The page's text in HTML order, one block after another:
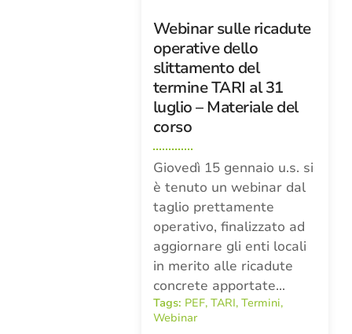
Webinar sulle ricadute
operative dello
slittamento del
termine TARI al 31
luglio – Materiale del
corso
Giovedì 15 gennaio u.s. si
è tenuto un webinar dal
taglio prettamente
operativo, finalizzato ad
aggiornare gli enti locali
in merito alle ricadute
concrete apportate…
Tags: PEF, TARI, Termini,
Webinar